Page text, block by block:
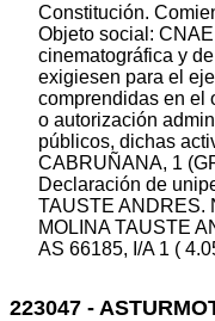
Constitución.
Objeto social:
cinematográfica y
exigiesen para el
comprendidas en el
o autorización
públicos, dichas
CABRUÑANA, 1
Declaración de
TAUSTE ANDRES.
MOLINA TAUSTE
AS 66185, I/A 1 (
223047 -